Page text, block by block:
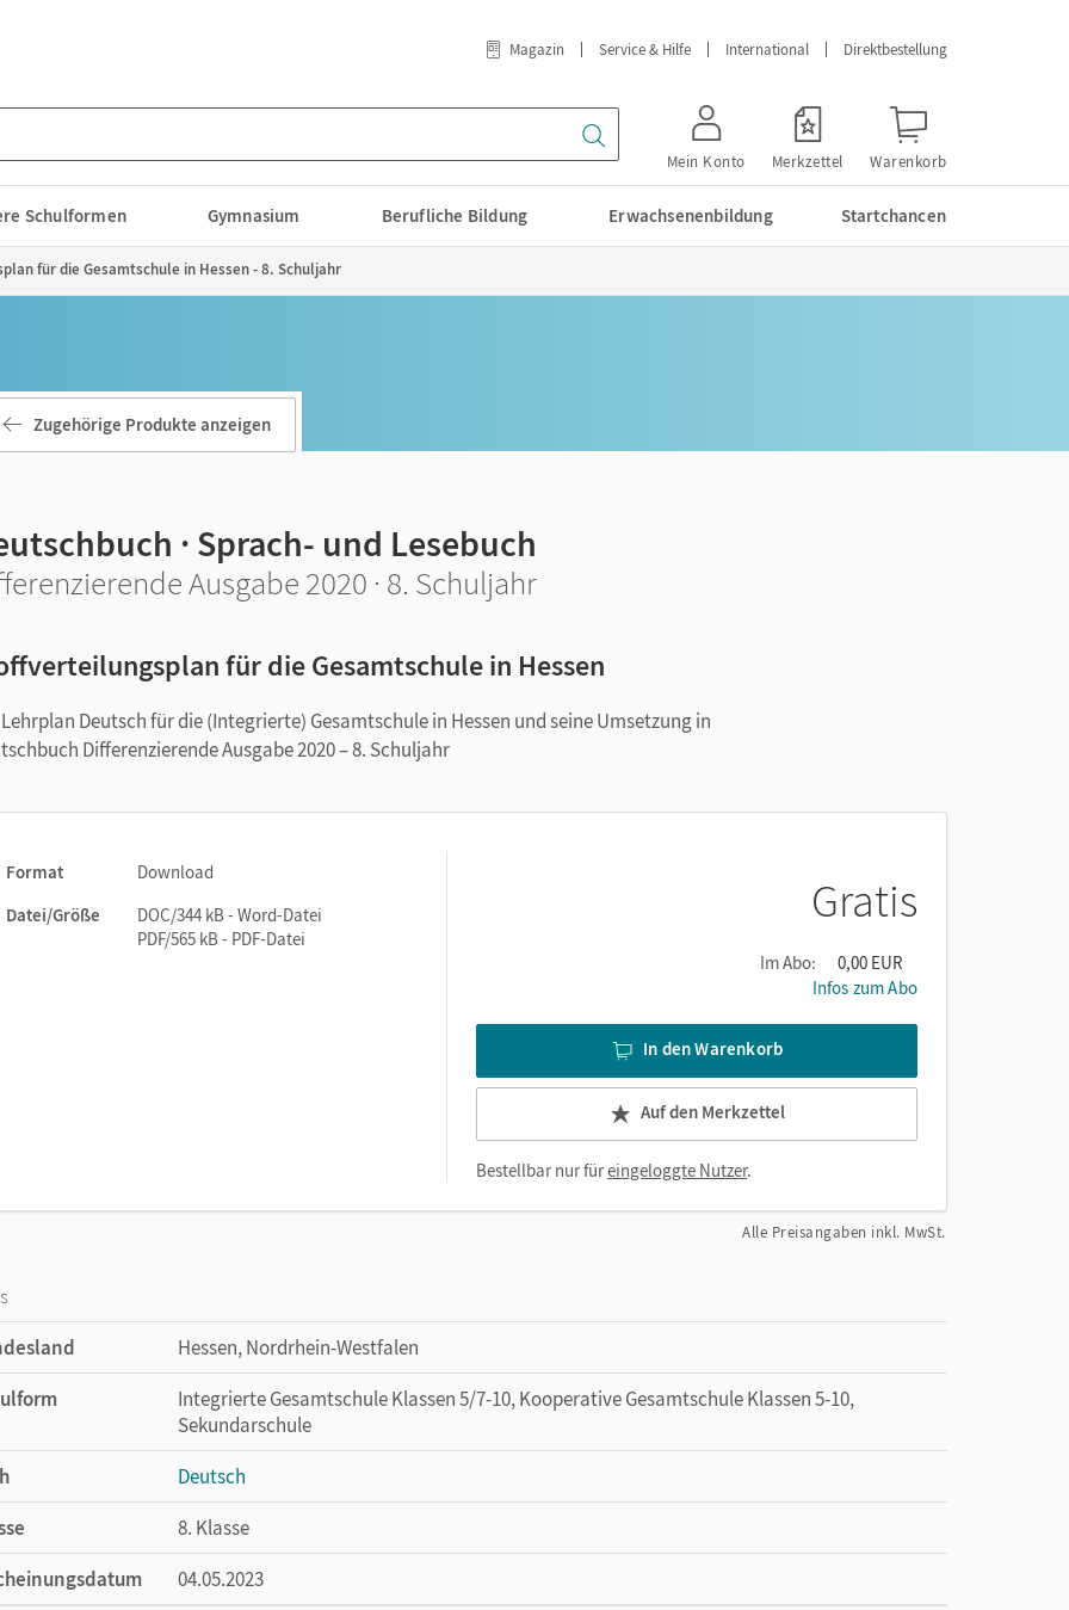
Magazin Service & Hilfe International Direktbestellung
Mein Konto Merkzettel Warenkorb
Schulformen Gymnasium Berufliche Bildung Erwachsenenbildung Startchancen
für die Gesamtschule in Hessen - 8. Schuljahr
Zugehörige Produkte anzeigen
· Sprach- und Lesebuch
Ausgabe 2020 · 8. Schuljahr
für die Gesamtschule in Hessen
Deutsch für die (Integrierte) Gesamtschule in Hessen und seine Umsetzung in
Differenzierende Ausgabe 2020 – 8. Schuljahr
Format
Download
Datei/Größe
DOC/344 kB - Word-Datei
PDF/565 kB - PDF-Datei
Gratis
Im Abo:
0,00 EUR
Infos zum Abo
In den Warenkorb
Auf den Merkzettel
Bestellbar nur füreingeloggte Nutzer.
Alle Preisangaben inkl. MwSt.
Hessen, Nordrhein-Westfalen
Integrierte Gesamtschule Klassen 5/7-10, Kooperative Gesamtschule Klassen 5-10,
Sekundarschule
Deutsch
8. Klasse
04.05.2023